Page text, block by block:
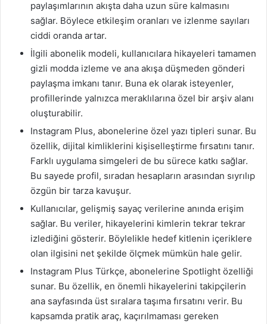
paylaşımlarının akışta daha uzun süre kalmasını
sağlar. Böylece etkileşim oranları ve izlenme sayıları
ciddi oranda artar.
İlgili abonelik modeli, kullanıcılara hikayeleri tamamen
gizli modda izleme ve ana akışa düşmeden gönderi
paylaşma imkanı tanır. Buna ek olarak isteyenler,
profillerinde yalnızca meraklılarına özel bir arşiv alanı
oluşturabilir.
Instagram Plus, abonelerine özel yazı tipleri sunar. Bu
özellik, dijital kimliklerini kişiselleştirme fırsatını tanır.
Farklı uygulama simgeleri de bu sürece katkı sağlar.
Bu sayede profil, sıradan hesapların arasından sıyrılıp
özgün bir tarza kavuşur.
Kullanıcılar, gelişmiş sayaç verilerine anında erişim
sağlar. Bu veriler, hikayelerini kimlerin tekrar tekrar
izlediğini gösterir. Böylelikle hedef kitlenin içeriklere
olan ilgisini net şekilde ölçmek mümkün hale gelir.
Instagram Plus Türkçe, abonelerine Spotlight özelliği
sunar. Bu özellik, en önemli hikayelerini takipçilerin
ana sayfasında üst sıralara taşıma fırsatını verir. Bu
kapsamda pratik araç, kaçırılmaması gereken